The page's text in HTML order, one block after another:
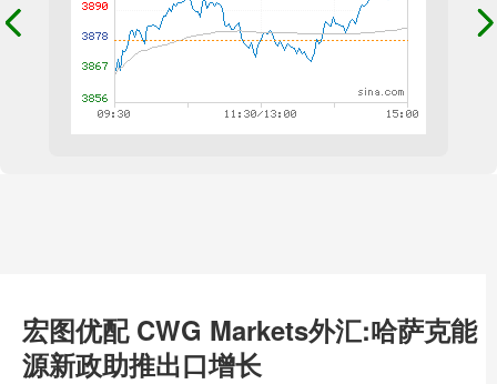
宏图优配 CWG Markets外汇:哈萨克能
源新政助推出口增长